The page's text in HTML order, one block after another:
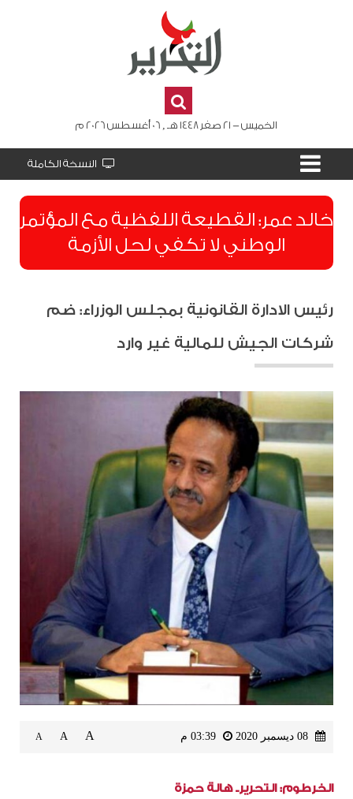
الخميس - 21 صفر 1448 هـ , 06 أغسطس 2026 م
النسخة الكاملة
​خالد عمر: القطيعة اللفظية مع المؤتمر
الوطني لا تكفي لحل الأزمة
رئيس الادارة القانونية بمجلس الوزراء: ضم
شركات الجيش للمالية غير وارد
A
A
A
الخرطوم: التحريرـ هالة حمزة